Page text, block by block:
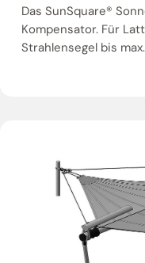
Das SunSquare®
Kompensator. Für
Strahlensegel bis